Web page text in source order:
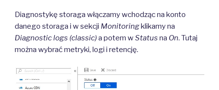
Diagnostykę storaga włączamy wchodząc na konto
danego storaga i w sekcji Monitoringklikamy na
Diagnostic logs (classic)a potem wStatus na On. Tutaj
można wybrać metryki, logi i retencję.